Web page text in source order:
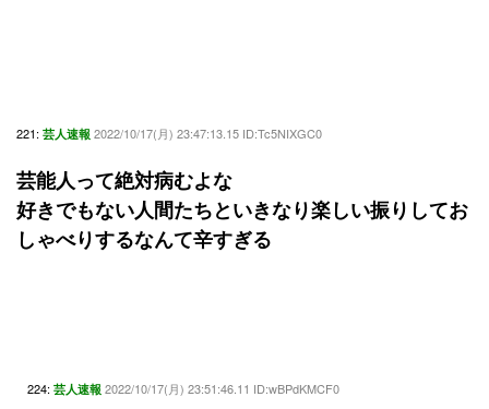
221: 芸人速報 2022/10/17(月) 23:47:13.15 ID:Tc5NIXGC0
芸能人って絶対病むよな
好きでもない人間たちといきなり楽しい振りしてお
しゃべりするなんて辛すぎる
224: 芸人速報 2022/10/17(月) 23:51:46.11 ID:wBPdKMCF0